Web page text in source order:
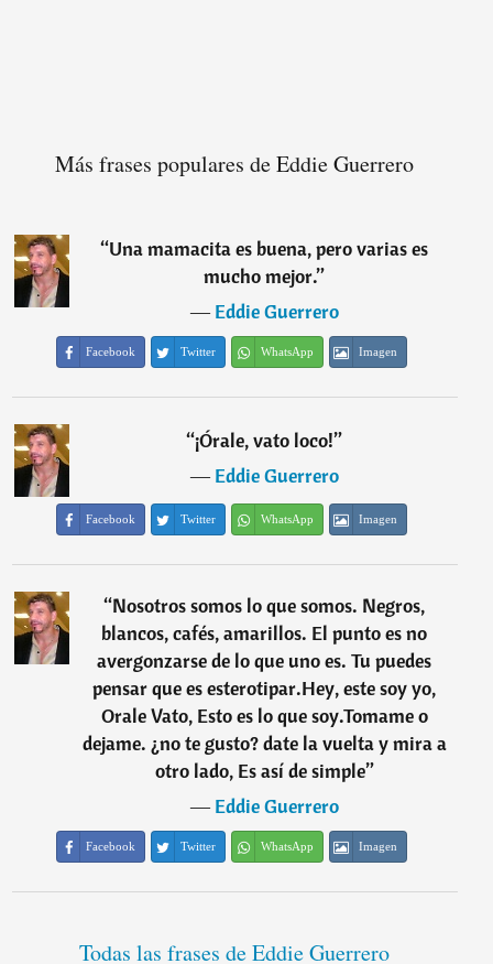
Más frases populares de Eddie Guerrero
“Una mamacita es buena, pero varias es
mucho mejor.”
―Eddie Guerrero
Facebook Twitter WhatsApp Imagen
“¡Órale, vato loco!”
―Eddie Guerrero
Facebook Twitter WhatsApp Imagen
“Nosotros somos lo que somos. Negros,
blancos, cafés, amarillos. El punto es no
avergonzarse de lo que uno es. Tu puedes
pensar que es esterotipar.Hey, este soy yo,
Orale Vato, Esto es lo que soy.Tomame o
dejame. ¿no te gusto? date la vuelta y mira a
otro lado, Es así de simple”
―Eddie Guerrero
Facebook Twitter WhatsApp Imagen
Todas las frases de Eddie Guerrero